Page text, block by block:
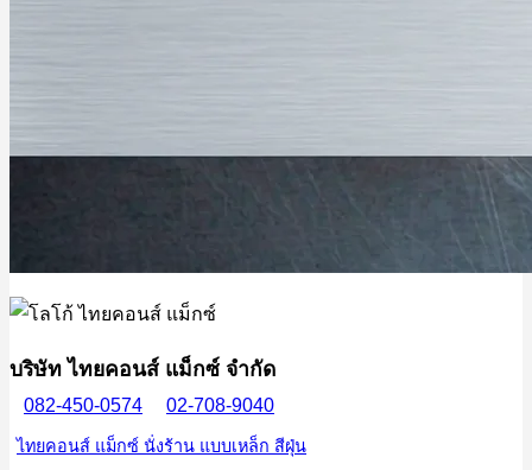
บริษัท ไทยคอนส์ แม็กซ์ จำกัด
082-450-0574 02-708-9040
ไทยคอนส์ แม็กซ์ นั่งร้าน แบบเหล็ก สีฝุ่น